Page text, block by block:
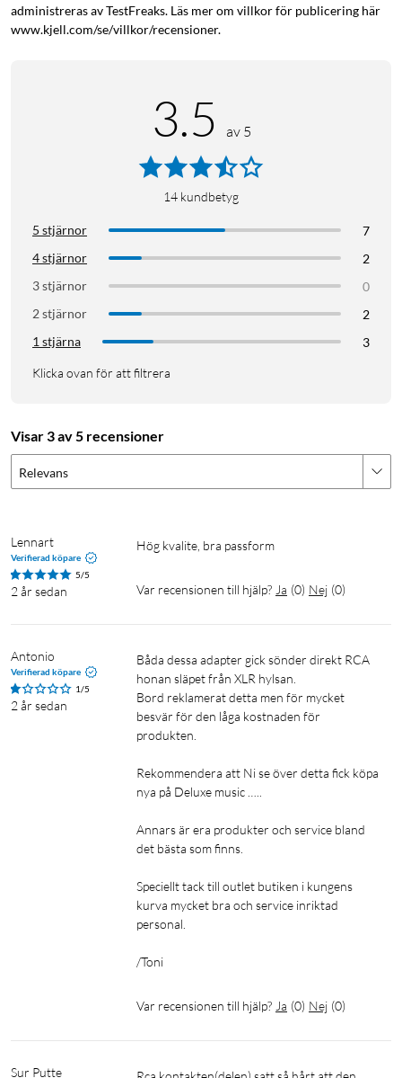
administreras av TestFreaks. Läs mer om villkor för publicering här
www.kjell.com/se/villkor/recensioner.
3.5 av 5
14 kundbetyg
5 stjärnor
7
4 stjärnor
2
3 stjärnor
0
2 stjärnor
2
1 stjärna
3
Klicka ovan för att filtrera
Visar 3 av 5 recensioner
Relevans
Lennart
Verifierad köpare
5/5
2 år sedan
Hög kvalite, bra passform
Var recensionen till hjälp? Ja (0) Nej (0)
Antonio
Verifierad köpare
1/5
2 år sedan
Båda dessa adapter gick sönder direkt RCA
honan släpet från XLR hylsan.
Bord reklamerat detta men för mycket
besvär för den låga kostnaden för
produkten.
Rekommendera att Ni se över detta fick köpa
nya på Deluxe music …..
Annars är era produkter och service bland
det bästa som finns.
Speciellt tack till outlet butiken i kungens
kurva mycket bra och service inriktad
personal.
/Toni
Var recensionen till hjälp? Ja (0) Nej (0)
Sur Putte